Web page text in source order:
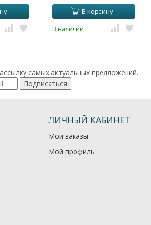
В корзину
В наличии
самых актуальных предложений.
Подписаться
ЛИЧНЫЙ КАБИНЕТ
Мои заказы
Мой профиль